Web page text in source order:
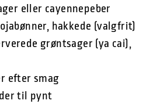
eller cayennepeber
hakkede (valgfrit)
grøntsager (ya cai),
efter smag
til pynt